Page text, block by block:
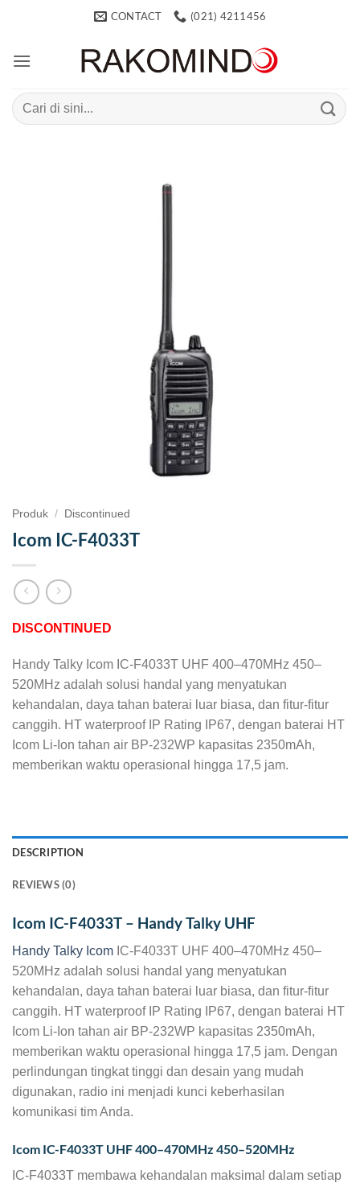
CONTACT (021) 4211456
Search
for:
Produk / Discontinued
Icom IC-F4033T
DISCONTINUED
Handy Talky Icom IC-F4033T UHF 400–470MHz 450–
520MHz adalah solusi handal yang menyatukan
kehandalan, daya tahan baterai luar biasa, dan fitur-fitur
canggih. HT waterproof IP Rating IP67, dengan baterai HT
Icom Li-Ion tahan air BP-232WP kapasitas 2350mAh,
memberikan waktu operasional hingga 17,5 jam.
DESCRIPTION
REVIEWS (0)
Icom IC-F4033T – Handy Talky UHF
Handy Talky Icom IC-F4033T UHF 400–470MHz 450–
520MHz adalah solusi handal yang menyatukan
kehandalan, daya tahan baterai luar biasa, dan fitur-fitur
canggih. HT waterproof IP Rating IP67, dengan baterai HT
Icom Li-Ion tahan air BP-232WP kapasitas 2350mAh,
memberikan waktu operasional hingga 17,5 jam. Dengan
perlindungan tingkat tinggi dan desain yang mudah
digunakan, radio ini menjadi kunci keberhasilan
komunikasi tim Anda.
Icom IC-F4033T UHF 400–470MHz 450–520MHz
IC-F4033T membawa kehandalan maksimal dalam setiap